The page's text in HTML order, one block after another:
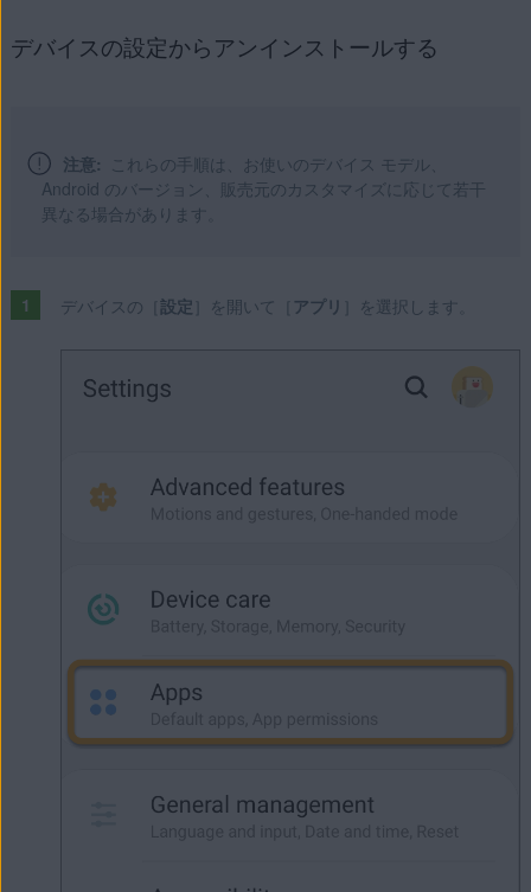
デバイスの設定からアンインストールする
注意: これらの手順は、お使いのデバイス モデル、
Android のバージョン、販売元のカスタマイズに応じて若干
異なる場合があります。
デバイスの［ 設定 ］を開いて［ アプリ ］を選択します。